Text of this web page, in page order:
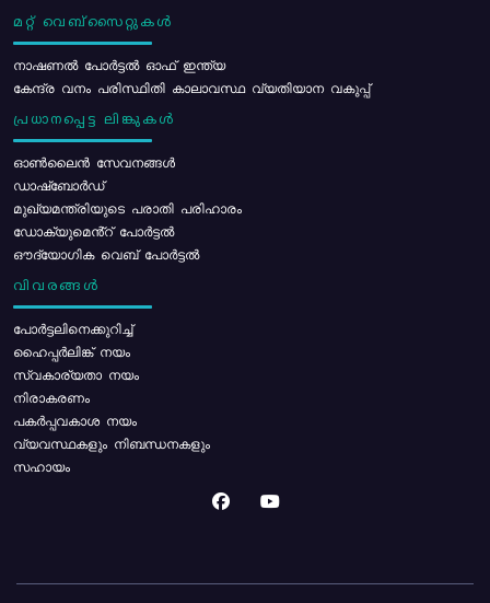
മറ്റ് വെബ്സൈറ്റുകൾ
നാഷണൽ പോർട്ടൽ ഓഫ് ഇന്ത്യ
കേന്ദ്ര വനം പരിസ്ഥിതി കാലാവസ്ഥ വ്യതിയാന വകുപ്പ്
പ്രധാനപ്പെട്ട ലിങ്കുകൾ
ഓൺലൈൻ സേവനങ്ങൾ
ഡാഷ്ബോർഡ്
മുഖ്യമന്ത്രിയുടെ പരാതി പരിഹാരം
ഡോക്യുമെൻ്റ് പോർട്ടൽ
ഔദ്യോഗിക വെബ് പോർട്ടൽ
വിവരങ്ങൾ
പോര്‍ട്ടലിനെക്കുറിച്ച്
ഹൈപ്പർലിങ്ക് നയം
സ്വകാര്യതാ നയം
നിരാകരണം
പകർപ്പവകാശ നയം
വ്യവസ്ഥകളും നിബന്ധനകളും
സഹായം